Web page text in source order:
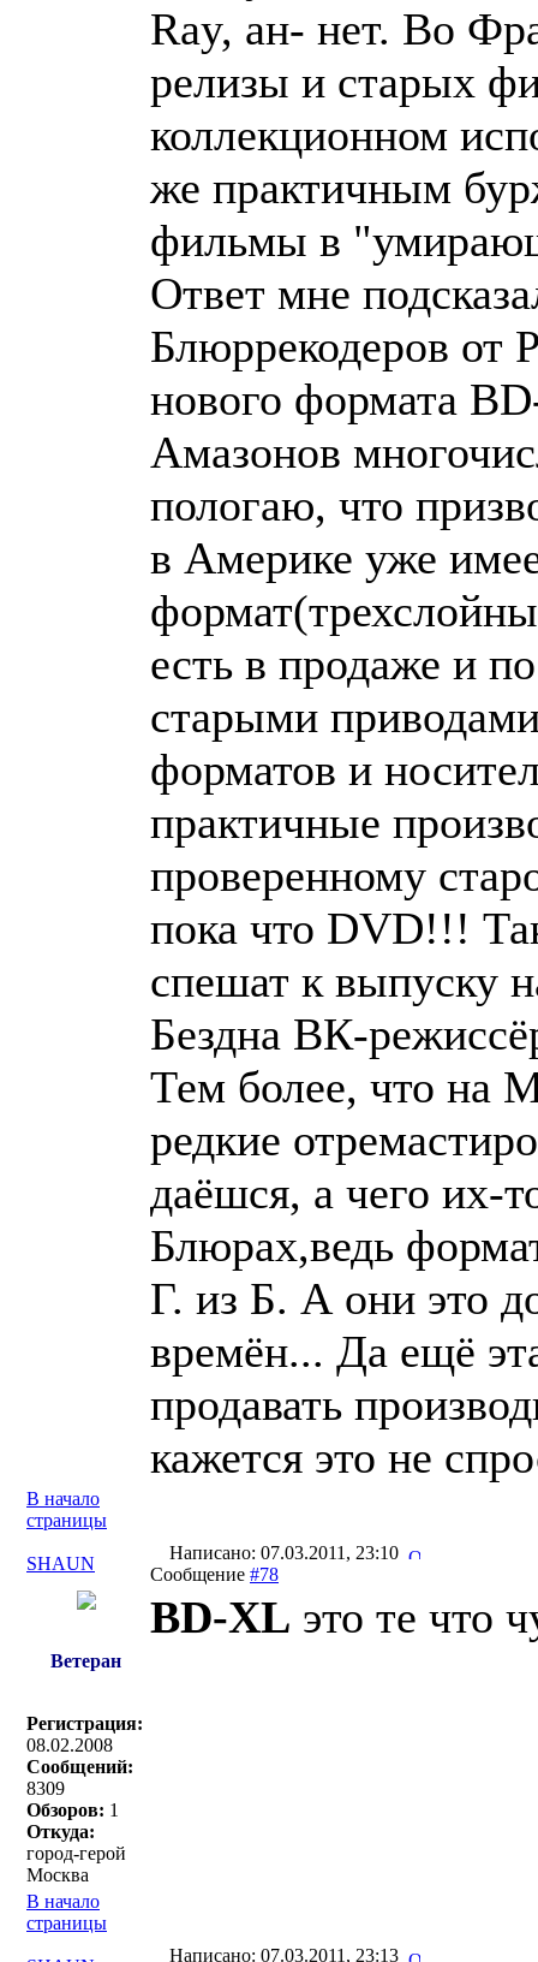
Ray, ан- нет. Во
релизы и старых
коллекционном
же практичным
фильмы в
Ответ мне
Блюррекодеров от
нового формата
Амазонов
пологаю, что
в Америке уже
есть в продаже и
старыми
форматов и
практичные
проверенному
пока что DVD!!!
спешат к выпуску
Бездна ВК-
Тем более, что на
редкие
даёшся, а чего их-
Блюрах,ведь
Г. из Б. А они это
времён... Да ещё
продавать
кажется это не
В начало
страницы
SHAUN
Написано: 07.03.2011, 23:10
Сообщение #78
Ветеран
Регистрация:
08.02.2008
Сообщений:
8309
Обзоров: 1
Откуда:
город-герой
Москва
BD-XL это те что
В начало
страницы
Написано: 07.03.2011, 23:13